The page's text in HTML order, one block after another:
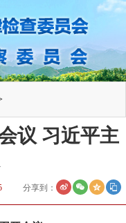
议 习近平主
分享到：